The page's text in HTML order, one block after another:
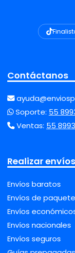
Contáctanos
Soporte: 55
Ventas: 55
Realizar envíos
Envíos baratos
Envíos de
Envíos
Envíos nacionales
Envíos seguros